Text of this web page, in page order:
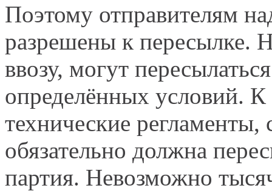
Поэтому отправителям
разрешены к пересылке.
ввозу, могут
определённых условий.
технические
обязательно должна
партия. Невозможно